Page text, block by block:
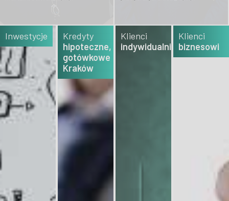
Inwestycje
Kredyty
hipoteczne,
gotówkowe
Kraków
Klienci
indywidualni
Klienci
biznesowi